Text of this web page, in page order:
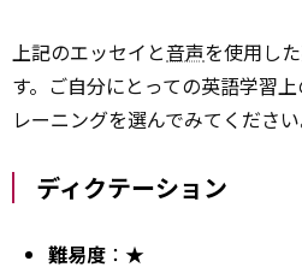
上記のエッセイと音声を使用し
す。ご自分にとっての英語学習
レーニングを選んでみてください
ディクテーション
難易度 ：★